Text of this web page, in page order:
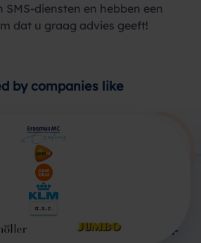
SMS-diensten en hebben een
dat u graag advies geeft!
by companies like